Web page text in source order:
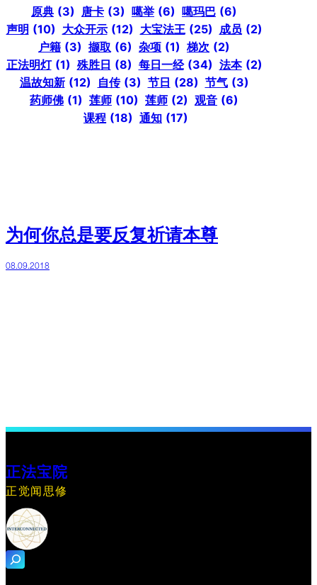
原典 (3) 唐卡 (3) 噶举 (6) 噶玛巴 (6)
声明 (10) 大众开示 (12) 大宝法王 (25) 成员 (2)
户籍 (3) 撷取 (6) 杂项 (1) 梯次 (2)
正法明灯 (1) 殊胜日 (8) 每日一经 (34) 法本 (2)
温故知新 (12) 自传 (3) 节日 (28) 节气 (3)
药师佛 (1) 莲师 (10) 莲师 (2) 观音 (6)
课程 (18) 通知 (17)
为何你总是要反复祈请本尊
08.09.2018
正法宝院
正觉闻思修
搜
索